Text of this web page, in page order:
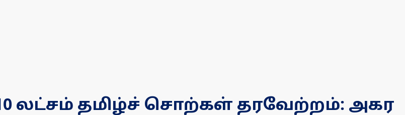
லட்சம் தமிழ்ச் சொற்கள் தரவேற்றம்: அகர